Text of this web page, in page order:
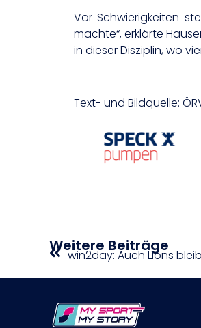
Vor Schwierigkeiten
machte“, erklärte
in dieser Disziplin, wo
Text- und Bildquelle:
Weitere Beiträge
win2day: Auch Lions